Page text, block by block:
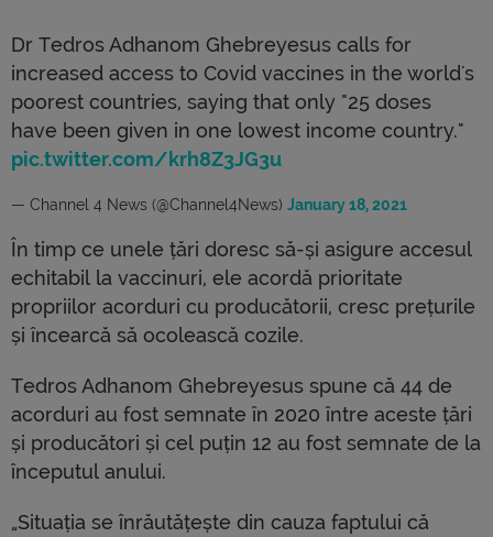
Dr Tedros Adhanom Ghebreyesus calls for
increased access to Covid vaccines in the world's
poorest countries, saying that only "25 doses
have been given in one lowest income country."
pic.twitter.com/krh8Z3JG3u
— Channel 4 News (@Channel4News) January 18, 2021
În timp ce unele țări doresc să-și asigure accesul
echitabil la vaccinuri, ele acordă prioritate
propriilor acorduri cu producătorii, cresc prețurile
și încearcă să ocolească cozile.
Tedros Adhanom Ghebreyesus spune că 44 de
acorduri au fost semnate în 2020 între aceste țări
și producători și cel puțin 12 au fost semnate de la
începutul anului.
„Situația se înrăutățește din cauza faptului că